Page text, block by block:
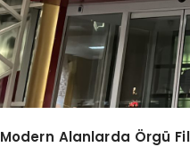
Modern Alanlarda Örgü